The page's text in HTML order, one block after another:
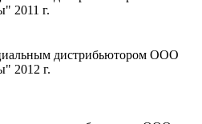
2011 г.
дистрибьютором ООО
2012 г.